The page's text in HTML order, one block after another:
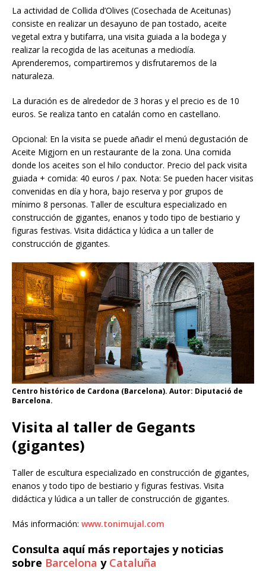
La actividad de Collida d’Olives (Cosechada de Aceitunas)
consiste en realizar un desayuno de pan tostado, aceite
vegetal extra y butifarra, una visita guiada a la bodega y
realizar la recogida de las aceitunas a mediodía.
Aprenderemos, compartiremos y disfrutaremos de la
naturaleza.
La duración es de alrededor de 3 horas y el precio es de 10
euros. Se realiza tanto en catalán como en castellano.
Opcional: En la visita se puede añadir el menú degustación de
Aceite Migjorn en un restaurante de la zona. Una comida
donde los aceites son el hilo conductor. Precio del pack visita
guiada + comida: 40 euros / pax. Nota: Se pueden hacer visitas
convenidas en día y hora, bajo reserva y por grupos de
mínimo 8 personas. Taller de escultura especializado en
construcción de gigantes, enanos y todo tipo de bestiario y
figuras festivas. Visita didáctica y lúdica a un taller de
construcción de gigantes.
Centro histórico de Cardona (Barcelona). Autor: Diputació de
Barcelona.
Visita al taller de Gegants
(gigantes)
Taller de escultura especializado en construcción de gigantes,
enanos y todo tipo de bestiario y figuras festivas. Visita
didáctica y lúdica a un taller de construcción de gigantes.
Más información: www.tonimujal.com
Consulta aquí más reportajes y noticias
sobre Barcelona y Cataluña